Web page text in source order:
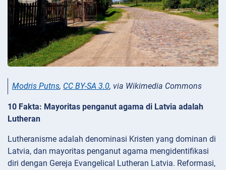
Modris Putns, CC BY-SA 3.0, via Wikimedia Commons
10 Fakta: Mayoritas penganut agama di Latvia adalah
Lutheran
Lutheranisme adalah denominasi Kristen yang dominan di
Latvia, dan mayoritas penganut agama mengidentifikasi
diri dengan Gereja Evangelical Lutheran Latvia. Reformasi,